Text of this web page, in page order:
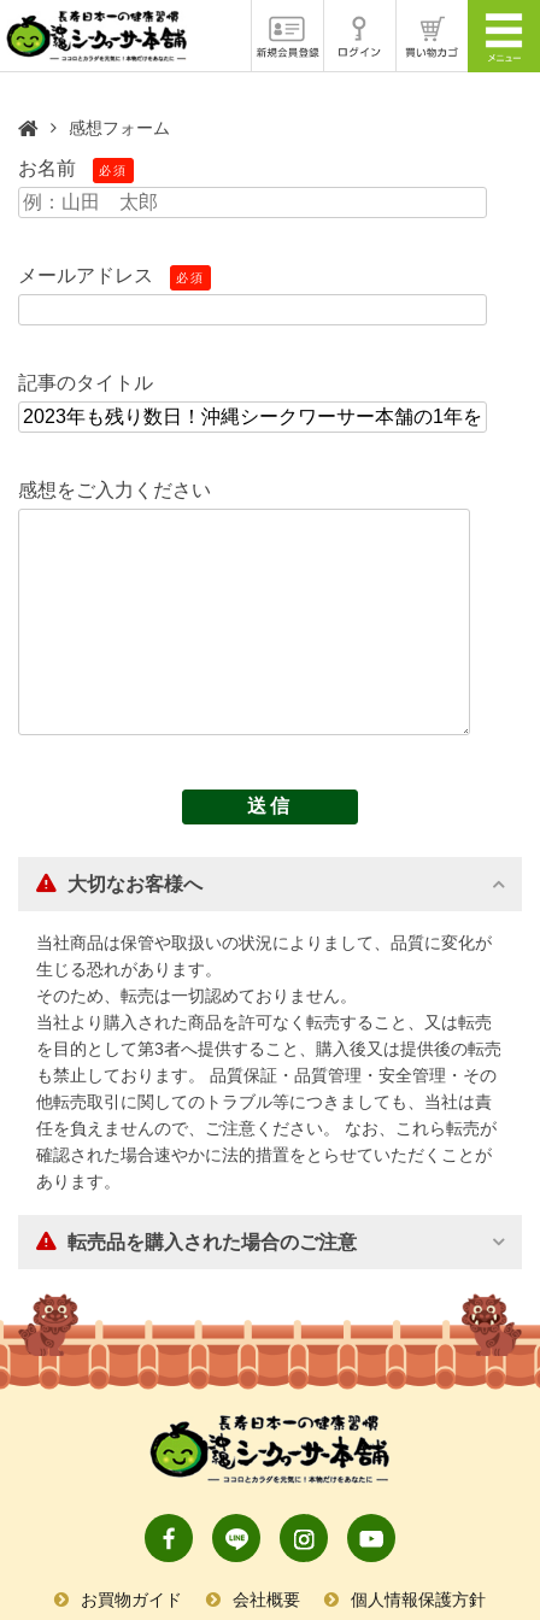
感想フォーム
お名前 必須
メールアドレス 必須
記事のタイトル
感想をご入力ください
大切なお客様へ
当社商品は保管や取扱いの状況によりまして、品質に変化が
生じる恐れがあります。
そのため、転売は一切認めておりません。
当社より購入された商品を許可なく転売すること、又は転売
を目的として第3者へ提供すること、購入後又は提供後の転売
も禁止しております。 品質保証・品質管理・安全管理・その
他転売取引に関してのトラブル等につきましても、当社は責
任を負えませんので、ご注意ください。 なお、これら転売が
確認された場合速やかに法的措置をとらせていただくことが
あります。
転売品を購入された場合のご注意
お買物ガイド 会社概要 個人情報保護方針